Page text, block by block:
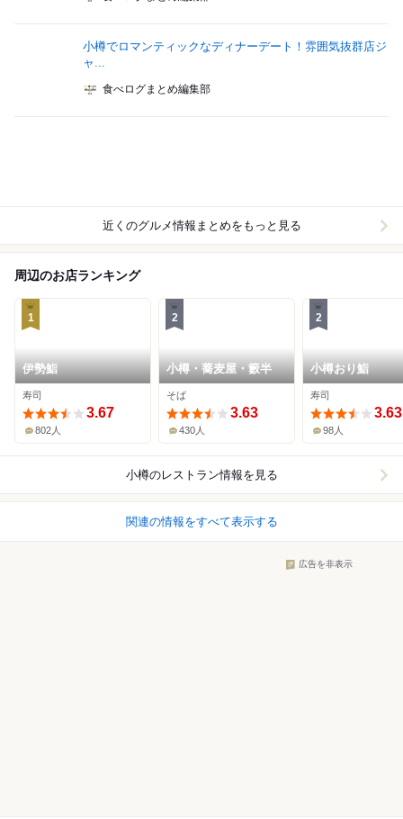
小樽でロマンティックなディナーデート！雰囲気抜群店ジ
ャ...
食べログまとめ編集部
近くのグルメ情報まとめをもっと見る
周辺のお店ランキング
1
伊勢鮨
寿司
3.67
802人
2
小樽・蕎麦屋・籔半
そば
3.63
430人
2
小樽おり鮨
寿司
3.63
98人
小樽のレストラン情報を見る
関連の情報をすべて表示する
広告を非表示